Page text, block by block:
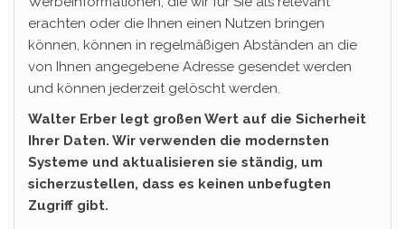
erachten oder die Ihnen einen Nutzen bringen
können, können in regelmäßigen Abständen an die
von Ihnen angegebene Adresse gesendet werden
und können jederzeit gelöscht werden.
Walter Erber legt großen Wert auf die Sicherheit
Ihrer Daten. Wir verwenden die modernsten
Systeme und aktualisieren sie ständig, um
sicherzustellen, dass es keinen unbefugten
Zugriff gibt.